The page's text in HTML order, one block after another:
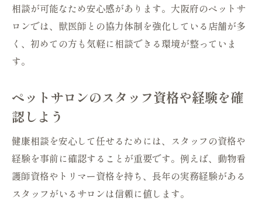
相談が可能なため安心感があります。大阪府のペットサ
ロンでは、獣医師との協力体制を強化している店舗が多
く、初めての方も気軽に相談できる環境が整っていま
す。
ペットサロンのスタッフ資格や経験を確
認しよう
健康相談を安心して任せるためには、スタッフの資格や
経験を事前に確認することが重要です。例えば、動物看
護師資格やトリマー資格を持ち、長年の実務経験がある
スタッフがいるサロンは信頼に値します。